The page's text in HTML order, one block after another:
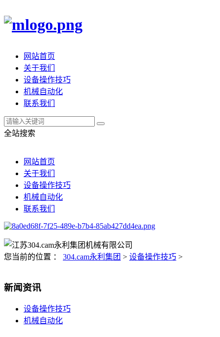
网站首页
关于我们
设备操作技巧
机械自动化
联系我们
全站搜索
网站首页
关于我们
设备操作技巧
机械自动化
联系我们
您当前的位置 ： 304.cam永利集团 > 设备操作技巧 >
新闻资讯
设备操作技巧
机械自动化